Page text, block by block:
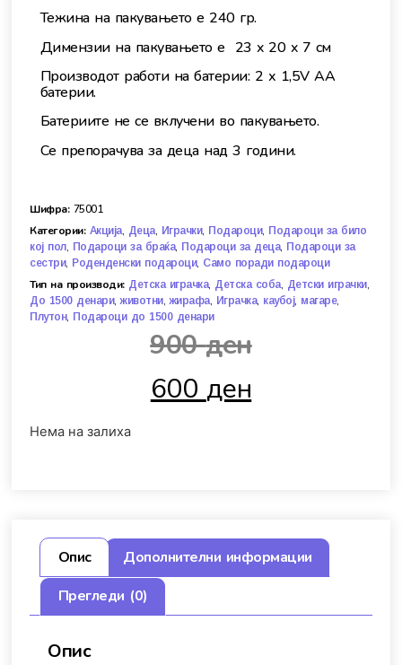
Тежина на пакувањето е 240 гр.
Димензии на пакувањето е 23 x 20 x 7 см
Производот работи на батерии: 2 х 1,5V AA
батерии.
Батериите не се вклучени во пакувањето.
Се препорачува за деца над 3 години.
Шифра: 75001
Категории: Акција, Деца, Играчки, Подароци, Подароци за било
кој пол, Подароци за браќа, Подароци за деца, Подароци за
сестри, Роденденски подароци, Само поради подароци
Тип на производи: Детска играчка, Детска соба, Детски играчки,
До 1500 денари,животни,жирафа, Играчка, каубој, магаре,
Плутон, Подароци до 1500 денари
900ден
600 ден
Нема на залиха
Опис
Дополнителни информации
Прегледи (0)
Опис